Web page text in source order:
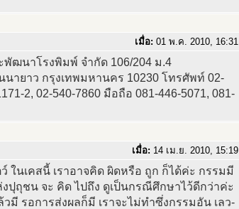
เมื่อ: 01 พ.ค. 2010, 16:31
พัฒนาโรงพิมพ์ จำกัด 106/204 ม.4
ายาว กรุงเทพมหานคร 10230 โทรศัพท์ 02-
2, 02-540-7860 มือถือ 081-446-5071, 081-
เมื่อ: 14 เม.ย. 2010, 15:19
นเคสนี้ เราอาจคิด ผิดหรือ ถูก ก็ได้ค่ะ กรรมมี
ถุชน จะ คิด ไปถึง ดูเป็นกรณีศึกษาไว้ดีกว่าค่ะ
มี รอการส่งผลก็มี เราจะไม่ทำซึ่งกรรมอัน เลว-